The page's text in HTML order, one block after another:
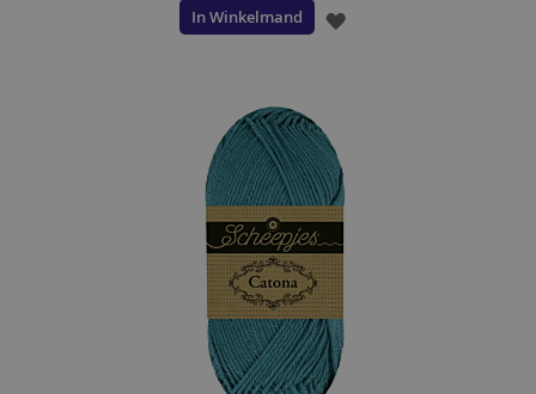
In Winkelmand
VOEG